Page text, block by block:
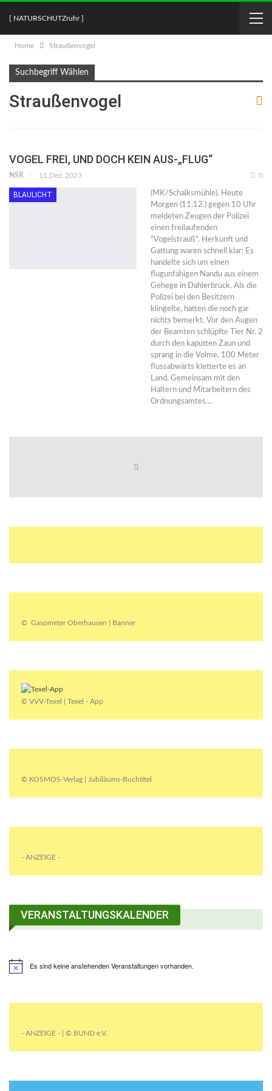
[ NATURSCHUTZruhr ]
Home Straußenvogel
Suchbegriff Wählen
Straußenvogel
VOGEL FREI, UND DOCH KEIN AUS-„FLUG“
NSR 11.Dez. 2023 0
BLAULICHT
(MK/Schalksmühle). Heute
Morgen (11.12.) gegen 10 Uhr
meldeten Zeugen der Polizei
einen freilaufenden
"Vogelstrauß". Herkunft und
Gattung waren schnell klar: Es
handelte sich um einen
flugunfähigen Nandu aus einem
Gehege in Dahlerbrück. Als die
Polizei bei den Besitzern
klingelte, hatten die noch gar
nichts bemerkt. Vor den Augen
der Beamten schlüpfte Tier Nr. 2
durch den kaputten Zaun und
sprang in die Volme. 100 Meter
flussabwärts kletterte es an
Land. Gemeinsam mit den
Haltern und Mitarbeitern des
Ordnungsamtes…
© Gasometer Oberhausen | Banner
© VVV-Texel | Texel - App
© KOSMOS-Verlag | Jubiläums-Buchtitel
- ANZEIGE -
VERANSTALTUNGSKALENDER
Es sind keine anstehenden Veranstaltungen vorhanden.
- ANZEIGE - | © BUND e.V.